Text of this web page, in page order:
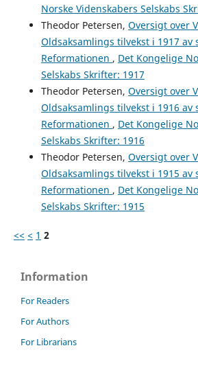
Norske Videnskabers Selskabs
Theodor Petersen, Oversigt over
Oldsaksamlings tilvekst i 1917
Reformationen , Det Kongelige
Selskabs Skrifter: 1917
Theodor Petersen, Oversigt over
Oldsaksamlings tilvekst i 1916
Reformationen , Det Kongelige
Selskabs Skrifter: 1916
Theodor Petersen, Oversigt over
Oldsaksamlings tilvekst i 1915
Reformationen , Det Kongelige
Selskabs Skrifter: 1915
<< < 1 2
Information
For Readers
For Authors
For Librarians